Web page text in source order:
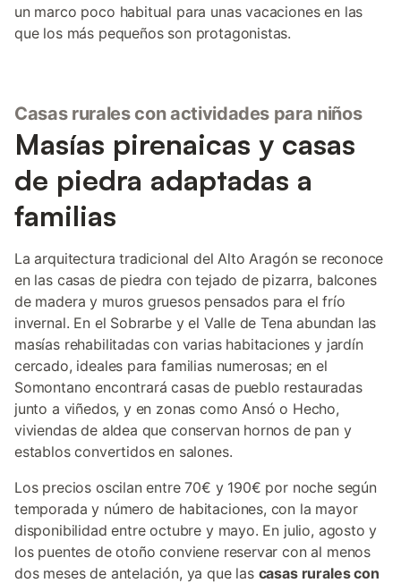
un marco poco habitual para unas vacaciones en las
que los más pequeños son protagonistas.
Casas rurales con actividades para niños
Masías pirenaicas y casas
de piedra adaptadas a
familias
La arquitectura tradicional del Alto Aragón se reconoce
en las casas de piedra con tejado de pizarra, balcones
de madera y muros gruesos pensados para el frío
invernal. En el Sobrarbe y el Valle de Tena abundan las
masías rehabilitadas con varias habitaciones y jardín
cercado, ideales para familias numerosas; en el
Somontano encontrará casas de pueblo restauradas
junto a viñedos, y en zonas como Ansó o Hecho,
viviendas de aldea que conservan hornos de pan y
establos convertidos en salones.
Los precios oscilan entre 70€ y 190€ por noche según
temporada y número de habitaciones, con la mayor
disponibilidad entre octubre y mayo. En julio, agosto y
los puentes de otoño conviene reservar con al menos
dos meses de antelación, ya que las casas rurales con